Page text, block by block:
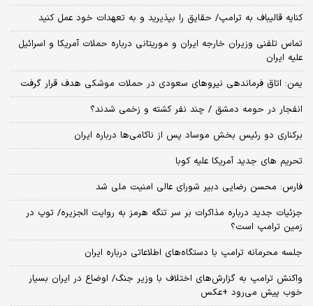
کنایه قالیباف به ترامپ/ حقایق را بپذیرید و به تعهدات خود عمل کنید
تماس تلفنی وزیران خارجه ایران و موریتانی درباره حملات آمریکا و اسرائیل
علیه ایران
یمن: اتاق فرماندهی نیروهای سعودی در حملات موشکی هدف قرار گرفت
انفجار در حومه دمشق / چند نفر کشته و زخمی شدند؟
برکناری دو رئیس بخش موساد پس از ناکامی‌ها درباره ایران
تحریم های جدید آمریکا علیه کوبا
فارس: محسن رضایی دبیر شورای عالی امنیت ملی شد
جزئیات جدید درباره مذاکرات بر سر تنگه هرمز به روایت الجزیره/ توپ در
زمین ترامپ است؟
جلسه محرمانه ترامپ با دستگاه‌های اطلاعاتی درباره ایران
واکنش ترامپ به گزارش‌های اختلاف با وزیر جنگ/ اوضاع در ایران بسیار
خوب پیش می‌رود +عکس